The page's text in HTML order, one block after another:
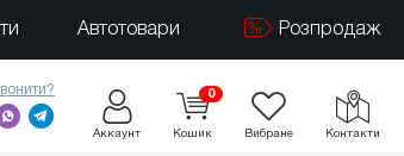
Автотовари Розпродаж
Аккаунт
0
Кошик Вибране Контакти